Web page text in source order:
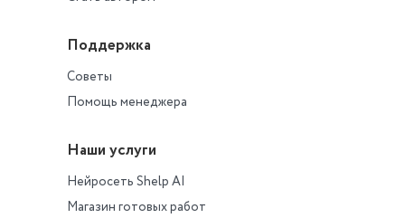
Поддержка
Советы
Помощь менеджера
Наши услуги
Нейросеть Shelp AI
Магазин готовых работ